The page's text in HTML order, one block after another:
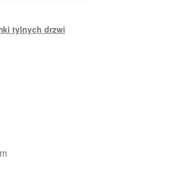
tylnych drzwi